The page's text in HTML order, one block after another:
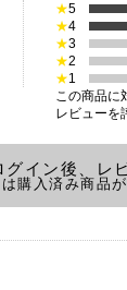
★5
★4
★3
★2
★1
この商品に
レビューを
グイン後、レ
購入済み商品